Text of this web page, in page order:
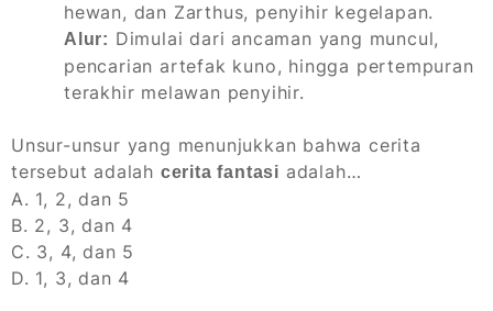
hewan, dan Zarthus, penyihir kegelapan.
Alur: Dimulai dari ancaman yang muncul,
pencarian artefak kuno, hingga pertempuran
terakhir melawan penyihir.
Unsur-unsur yang menunjukkan bahwa cerita
tersebut adalah cerita fantasi adalah…
A. 1, 2, dan 5
B. 2, 3, dan 4
C. 3, 4, dan 5
D. 1, 3, dan 4